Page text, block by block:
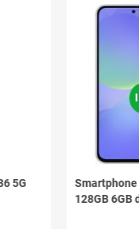
5G
Smartphone
128GB 6GB